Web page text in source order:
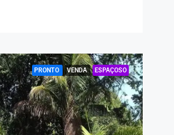
PRONTO VENDA ESPAÇOSO